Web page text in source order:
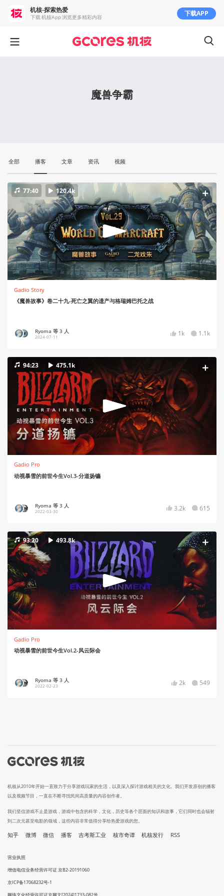
魔兽争霸
全部 播客 文章 资讯 视频
77:40 120.4k
Gadio Story
《魔兽故事》卷二十九-死亡之翼的遗产与格瑞姆巴托之战
Ryoma 等 3 人
2024-07-11 1k 1.1k
94:23 475.1k
Gadio Pro
动视暴雪的前世今生Vol.3-分道扬镳
Ryoma 等 3 人
2022-03-30 3.2k 615
93:20 493.8k
Gadio Pro
动视暴雪的前世今生Vol.2-风云际会
Ryoma 等 3 人
2022-02-23 2k 549
机核从2010年开始一直致力于分享游戏玩家的生活，以及深入探讨游戏相关的文化。我们开发原创的播客
以及视频节目，一直在不断寻找民间高质量的内容创作者。
我们坚信游戏不止是游戏，游戏中包含的科学，文化，历史等各个层面的知识和故事，它们同时也会辐射
到二次元甚至电影的领域，这些内容非常值得分享给热爱游戏的您。
知乎 微博 微信 播客 吉考斯工业 核市奇谭 机核发行 RSS
营业执照
增值电信业务经营许可证 京B2-20191060
京ICP备17068232号-1
机核-探索热爱
下载 机核App 浏览更多精彩内容 下载APP